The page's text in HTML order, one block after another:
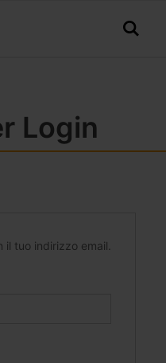
Login
tuo indirizzo email.